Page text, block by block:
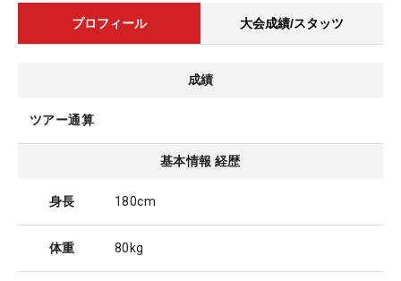
プロフィール 大会成績/スタッツ
成績
ツアー通算
基本情報 経歴
身長 180cm
体重 80kg